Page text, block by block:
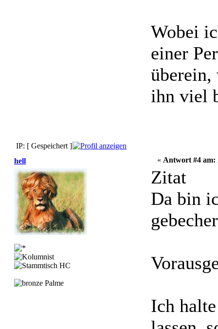
Wobei
einer
überein,
ihn viel
IP: [ Gespeichert ]
hell
« Antwort #4 am:
Zitat
Da bin
Ich